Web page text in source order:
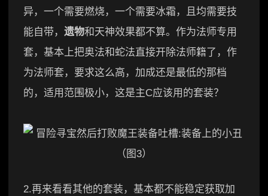
异，一个需要燃烧，一个需要冰霜，且均需要技
能自带， 遗物和天神效果都不算。作为法师专用
套，基本上把奥法和蛇法直接开除法师籍了，作
为法师套，要求这么高，加成还是最低的那档
的，适用范围极小，这是主C应该用的套装？
2.再来看看其他的套装，基本都不能稳定获取加